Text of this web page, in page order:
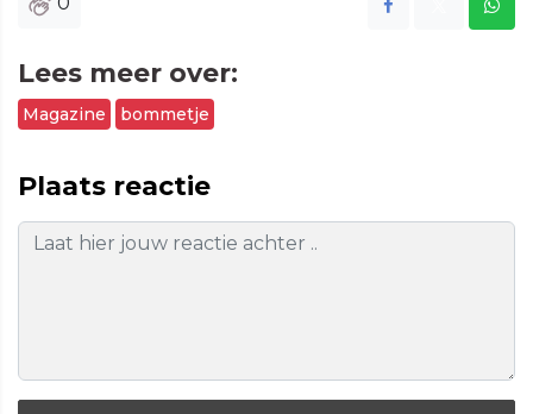
Lees meer over:
Magazine bommetje
Plaats reactie